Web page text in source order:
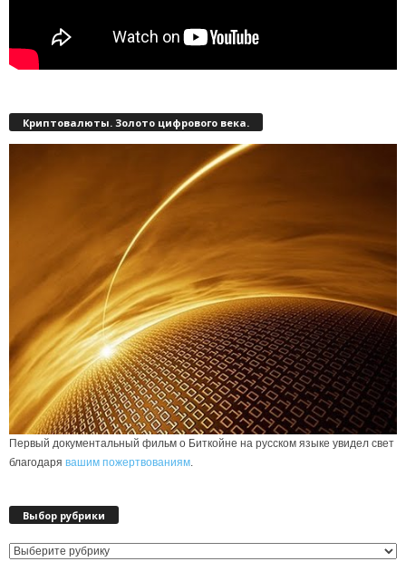
Криптовалюты. Золото цифрового века.
Первый документальный фильм о Биткойне на русском языке увидел свет
благодаря вашим пожертвованиям
Выбор рубрики
Выбор